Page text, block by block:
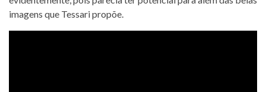
imagens que Tessari propõe.